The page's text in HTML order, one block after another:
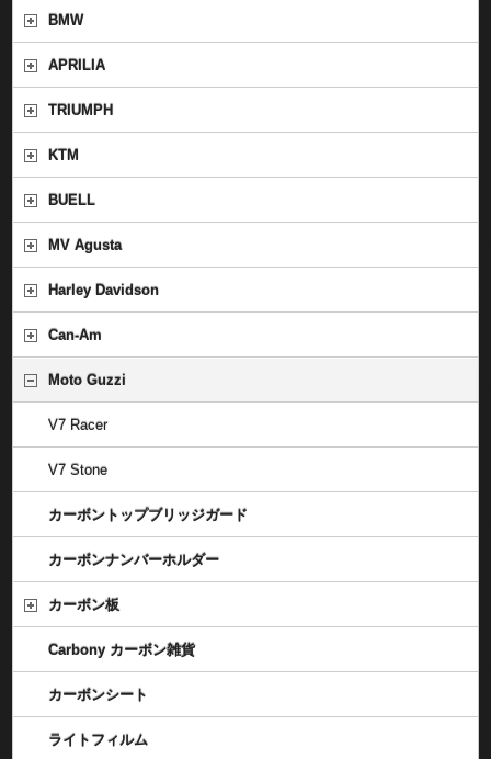
BMW
APRILIA
TRIUMPH
KTM
BUELL
MV Agusta
Harley Davidson
Can-Am
Moto Guzzi
V7 Racer
V7 Stone
カーボントップブリッジガード
カーボンナンバーホルダー
カーボン板
Carbony カーボン雑貨
カーボンシート
ライトフィルム